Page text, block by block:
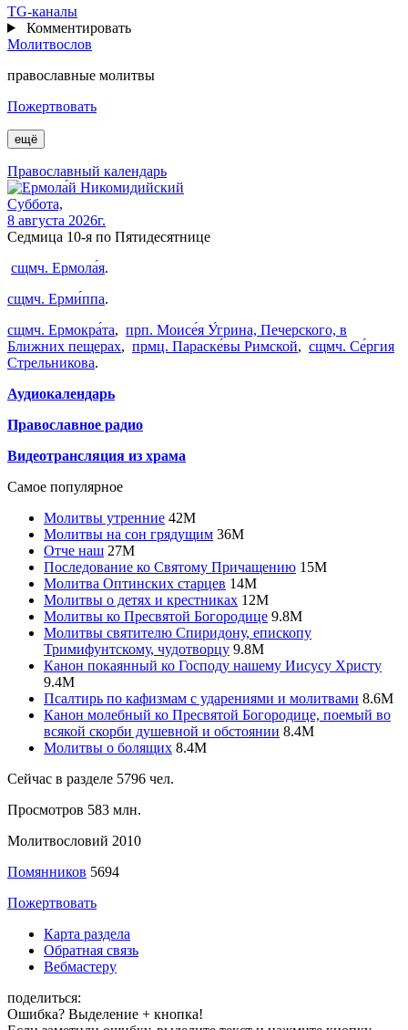
TG-каналы
Комментировать
Молитвослов
православные молитвы
Пожертвовать
ещё
Православный календарь
Суббота,
8 августа 2026г.
Седмица 10-я по Пятидесятнице
сщмч. Ермола́я.
сщмч. Ерми́ппа.
сщмч. Ермокра́та, прп. Моисе́я У́грина, Печерского, в
Ближних пещерах, прмц. Параске́вы Римской, сщмч. Се́ргия
Стрельникова.
Аудиокалендарь
Православное радио
Видеотрансляция из храма
Самое популярное
Молитвы утренние 42M
Молитвы на сон грядущим 36M
Отче наш 27M
Последование ко Святому Причащению 15M
Молитва Оптинских старцев 14M
Молитвы о детях и крестниках 12M
Молитвы ко Пресвятой Богородице 9.8M
Молитвы святителю Спиридону, епископу
Тримифунтскому, чудотворцу 9.8M
Канон покаянный ко Господу нашему Иисусу Христу
9.4M
Псалтирь по кафизмам с ударениями и молитвами 8.6M
Канон молебный ко Пресвятой Богородице, поемый во
всякой скорби душевной и обстоянии 8.4M
Молитвы о болящих 8.4M
Сейчас в разделе 5796 чел.
Просмотров 583 млн.
Молитвословий 2010
Помянников 5694
Пожертвовать
Карта раздела
Обратная связь
Вебмастеру
поделиться:
Ошибка? Выделение + кнопка!